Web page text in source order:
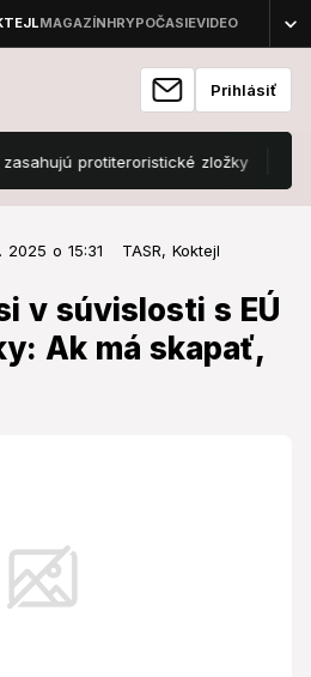
Prihlásiť
protiteroristické zložky
2025 o 15:31 TASR, Koktejl
v súvislosti s EÚ
Ak má skapať,
2025 o 15:31
v súvislosti s EÚ
Ak má skapať,